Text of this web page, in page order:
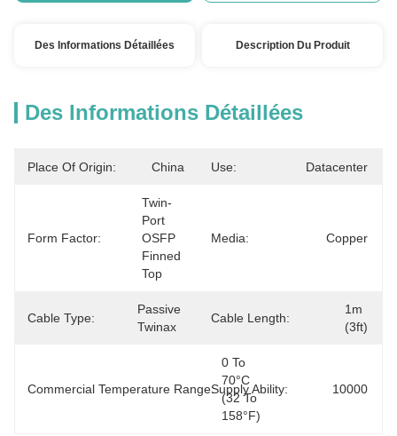
Des Informations Détaillées Description Du Produit
Des Informations Détaillées
Place Of Origin: China Use: Datacenter
Form Factor:
Twin-
Port
OSFP
Finned
Top
Media: Copper
Cable Type:
Passive
Twinax
Cable Length:
1m
(3ft)
Commercial Temperature Range:
0 To
70°C
(32 To
158°F)
Supply Ability: 10000